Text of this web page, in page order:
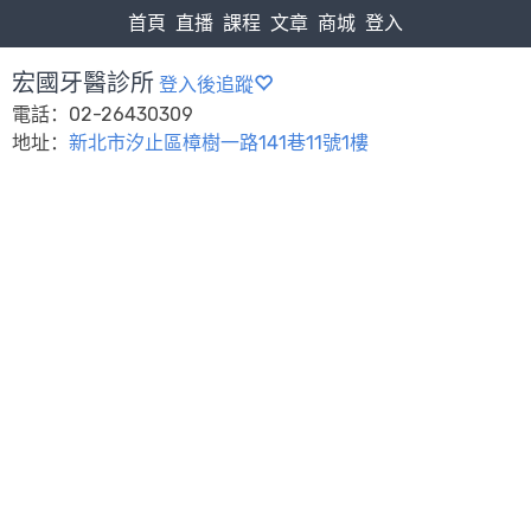
首頁 直播 課程 文章 商城 登入
宏國牙醫診所 登入後追蹤
電話：02-26430309
地址： 新北市汐止區樟樹一路141巷11號1樓